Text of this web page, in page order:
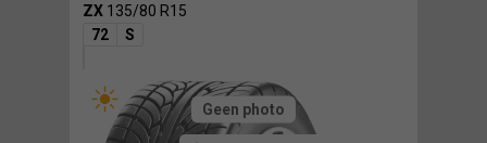
ZX 135/80 R15
72
S
Geen photo